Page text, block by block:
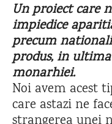
Un proiect care
impiedice
precum
produs, in
monarhiei.
Noi avem acest
care astazi ne